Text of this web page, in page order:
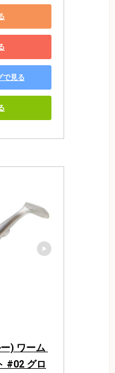
で見る
) ワーム
#02 グロ